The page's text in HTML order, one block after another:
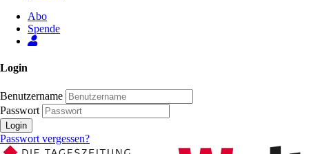
Abo
Spende
Login
Benutzername
Passwort
Login
Passwort vergessen?